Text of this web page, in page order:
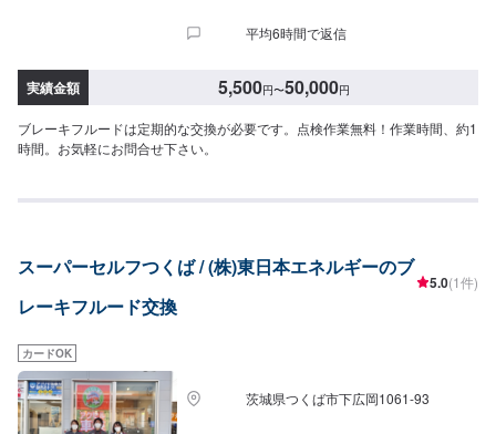
平均6時間で返信
実績金額 5,500円〜50,000円
ブレーキフルードは定期的な交換が必要です。点検作業無料！作業時間、約1
時間。お気軽にお問合せ下さい。
スーパーセルフつくば / (株)東日本エネルギーのブ
レーキフルード交換
5.0(1件)
カードOK
茨城県つくば市下広岡1061-93